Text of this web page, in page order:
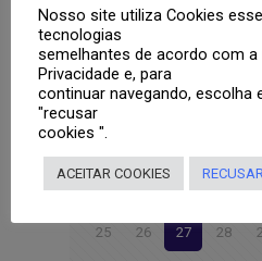
Prev
9 10 11 12
17 18 19 20
25 26 27 28
Nosso site utiliza Cookies
tecnologias
semelhantes de acordo com
Privacidade e, para
continuar navegando, escolha
"recusar
cookies ".
ACEITAR COOKIES